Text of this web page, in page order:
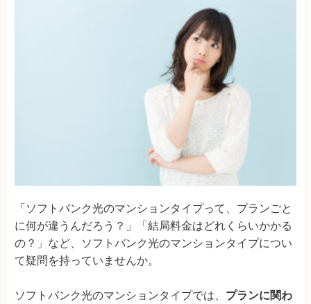
「ソフトバンク光のマンションタイプって、プランごと
に何が違うんだろう？」「結局料金はどれくらいかかる
の？」など、ソフトバンク光のマンションタイプについ
て疑問を持っていませんか。
ソフトバンク光のマンションタイプでは、 プランに関わ